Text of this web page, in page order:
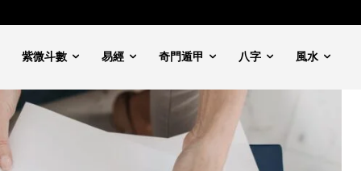
紫微斗數 易經 奇門遁甲 八字 風水